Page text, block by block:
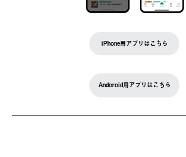
iPhone用アプリはこちら
Andoroid用アプリはこちら